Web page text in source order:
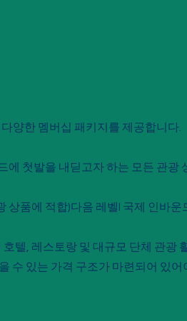
양한 멤버십 패키지를 제공합니다.
에 첫발을 내딛고자 하는 모든 관광
상품에 적합)다음 레벨 l 국제 인바운
텔, 레스토랑 및 대규모 단체 관광
수 있는 가격 구조가 마련되어 있어